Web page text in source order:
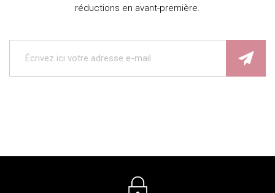
réductions en avant-première.